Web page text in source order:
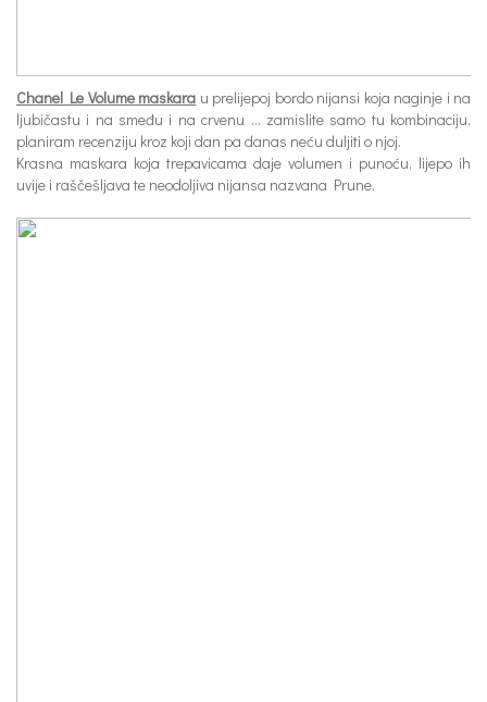
Chanel Le Volume maskara u prelijepoj bordo nijansi koja naginje i na
ljubičastu i na smeđu i na crvenu … zamislite samo tu kombinaciju,
planiram recenziju kroz koji dan pa danas neću duljiti o njoj.
Krasna maskara koja trepavicama daje volumen i punoću, lijepo ih
uvije i raščešljava te neodoljiva nijansa nazvana Prune.